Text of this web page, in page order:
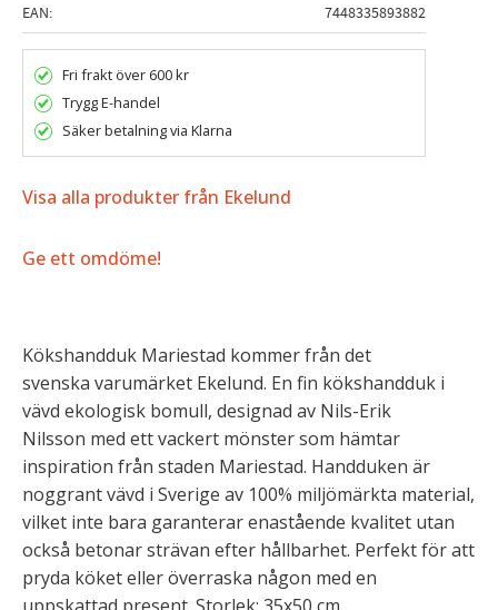
EAN
7448335893882
Fri frakt över 600 kr
Trygg E-handel
Säker betalning via Klarna
Visa alla produkter från Ekelund
Ge ett omdöme!
Kökshandduk Mariestad kommer från det
svenska varumärket Ekelund. En fin kökshandduk i
vävd ekologisk bomull, designad av Nils-Erik
Nilsson med ett vackert mönster som hämtar
inspiration från staden Mariestad. Handduken är
noggrant vävd i Sverige av 100% miljömärkta material,
vilket inte bara garanterar enastående kvalitet utan
också betonar strävan efter hållbarhet. Perfekt för att
pryda köket eller överraska någon med en